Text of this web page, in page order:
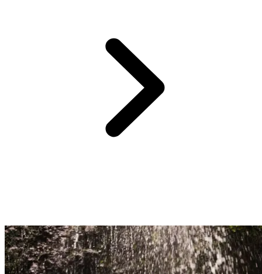
Примерно в 2 часах на катере от Club Med Phuket, острова
Пхи-Пхи открывают россыпь чудес в самом сердце Таиланда.
Скалы, уходящие в небо, бирюзовые лагуны, безмятежный
песок: пейзажи словно сотканы из грёз.